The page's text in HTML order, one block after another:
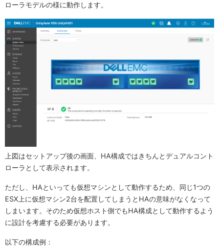
ローラモデルの様に動作します。
上図はセットアップ後の画面、HA構成ではきちんとデュアルコント
ローラとして表示されます。
ただし、HAといっても仮想マシンとして動作するため、同じ1つの
ESX上に仮想マシン2台を配置してしまうとHAの意味がなくなって
しまいます。そのため仮想ホスト側でもHA構成として動作するよう
に設計を考慮する必要があります。
以下の構成例：